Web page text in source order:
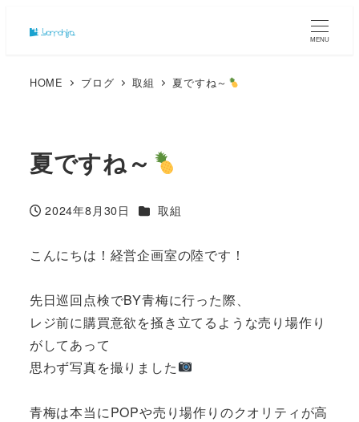
MENU
HOME ブログ 取組 夏ですね～
夏ですね～
投稿日
2024年8月30日 カテゴリー
取組
こんにちは！経営企画室の陸です！
先日巡回点検でBY青梅に行った際、
レジ前に購買意欲を掻き立てるような売り場作り
がしてあって
思わず写真を撮りました
青梅は本当にPOPや売り場作りのクオリティが高